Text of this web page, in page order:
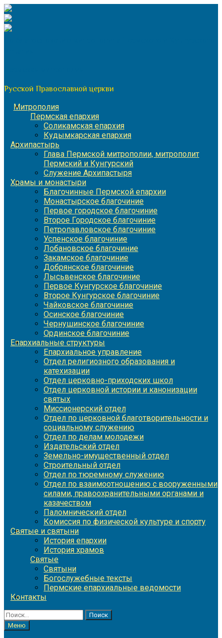
Перейти
к
содержимому
Русской Православной церкви
Митрополия
Пермская епархия
Соликамская епархия
Кудымкарская епархия
Архипастырь
Глава Пермской митрополии, митрополит
Пермский и Кунгурский
Служение Архипастыря
Храмы и монастыри
Благочинные Пермской епархии
Монастырское благочиние
Первое городское благочиние
Второе Городское благочиние
Петропавловское благочиние
Успенское благочиние
Лобановское благочиние
Закамское благочиние
Добрянское благочиние
Лысьвенское благочиние
Первое Кунгурское благочиние
Второе Кунгурское благочиние
Чайковское благочиние
Осинское благочиние
Чернушинское благочиние
Ординское благочиние
Епархиальные структуры
Епархиальное управление
Отдел религиозного образования и
катехизации
Отдел церковно-приходских школ
Отдел церковной истории и канонизации
святых
Миссионерский отдел
Отдел по церковной благотворительности и
социальному служению
Отдел по делам молодежи
Издательский отдел
Земельно-имущественный отдел
Строительный отдел
Отдел по тюремному служению
Отдел по взаимоотношению с вооруженными
силами, правоохранительными органами и
казачеством
Паломнический отдел
Комиссия по физической культуре и спорту
Святые и святыни
История епархии
История храмов
Святые
Святыни
Богослужебные тексты
Пермские епархиальные ведомости
Контакты
Найти:
Меню